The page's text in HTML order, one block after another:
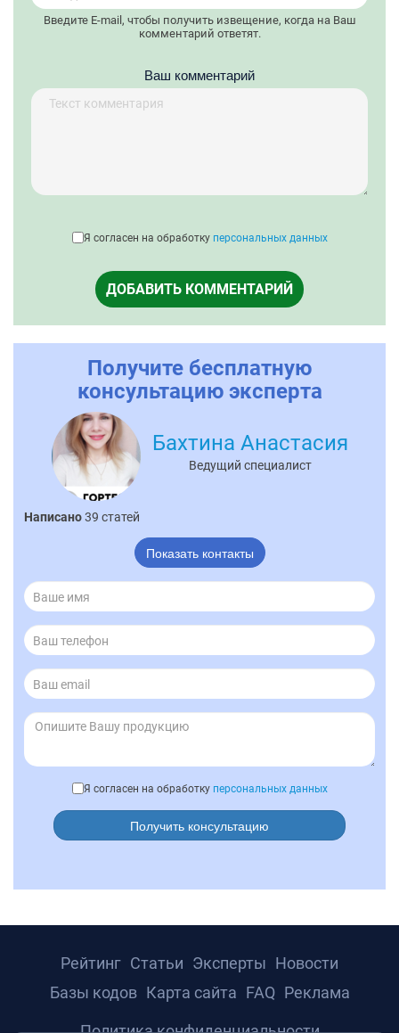
Введите E-mail, чтобы получить извещение, когда на Ваш
комментарий ответят.
Ваш комментарий
Я согласен на обработку персональных данных
ДОБАВИТЬ КОММЕНТАРИЙ
Получите бесплатную
консультацию эксперта
Бахтина Анастасия
Ведущий специалист
Написано39 статей
Показать контакты
Я согласен на обработку персональных данных
Получить консультацию
Рейтинг Статьи Эксперты Новости
Базы кодов Карта сайта FAQ Реклама